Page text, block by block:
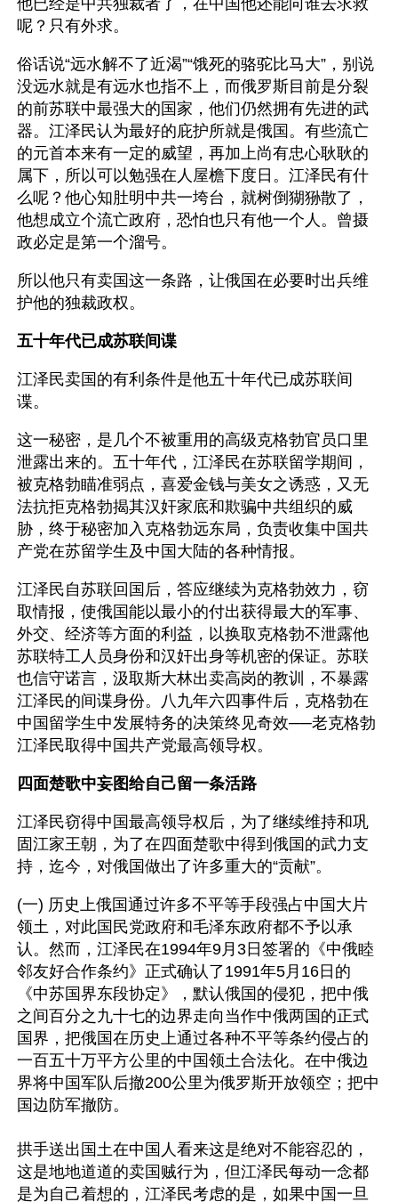
他已经是中共独裁者了，在中国他还能向谁去求救
呢？只有外求。
俗话说“远水解不了近渴”“饿死的骆驼比马大”，别说
没远水就是有远水也指不上，而俄罗斯目前是分裂
的前苏联中最强大的国家，他们仍然拥有先进的武
器。江泽民认为最好的庇护所就是俄国。有些流亡
的元首本来有一定的威望，再加上尚有忠心耿耿的
属下，所以可以勉强在人屋檐下度日。江泽民有什
么呢？他心知肚明中共一垮台，就树倒猢狲散了，
他想成立个流亡政府，恐怕也只有他一个人。曾摄
政必定是第一个溜号。
所以他只有卖国这一条路，让俄国在必要时出兵维
护他的独裁政权。
五十年代已成苏联间谍
江泽民卖国的有利条件是他五十年代已成苏联间
谍。
这一秘密，是几个不被重用的高级克格勃官员口里
泄露出来的。五十年代，江泽民在苏联留学期间，
被克格勃瞄准弱点，喜爱金钱与美女之诱惑，又无
法抗拒克格勃揭其汉奸家底和欺骗中共组织的威
胁，终于秘密加入克格勃远东局，负责收集中国共
产党在苏留学生及中国大陆的各种情报。
江泽民自苏联回国后，答应继续为克格勃效力，窃
取情报，使俄国能以最小的付出获得最大的军事、
外交、经济等方面的利益，以换取克格勃不泄露他
苏联特工人员身份和汉奸出身等机密的保证。苏联
也信守诺言，汲取斯大林出卖高岗的教训，不暴露
江泽民的间谍身份。八九年六四事件后，克格勃在
中国留学生中发展特务的决策终见奇效──老克格勃
江泽民取得中国共产党最高领导权。
四面楚歌中妄图给自己留一条活路
江泽民窃得中国最高领导权后，为了继续维持和巩
固江家王朝，为了在四面楚歌中得到俄国的武力支
持，迄今，对俄国做出了许多重大的“贡献”。
(一) 历史上俄国通过许多不平等手段强占中国大片
领土，对此国民党政府和毛泽东政府都不予以承
认。然而，江泽民在1994年9月3日签署的《中俄睦
邻友好合作条约》正式确认了1991年5月16日的
《中苏国界东段协定》，默认俄国的侵犯，把中俄
之间百分之九十七的边界走向当作中俄两国的正式
国界，把俄国在历史上通过各种不平等条约侵占的
一百五十万平方公里的中国领土合法化。在中俄边
界将中国军队后撤200公里为俄罗斯开放领空；把中
国边防军撤防。
拱手送出国土在中国人看来这是绝对不能容忍的，
这是地地道道的卖国贼行为，但江泽民每动一念都
是为自己着想的，江泽民考虑的是，如果中国一旦